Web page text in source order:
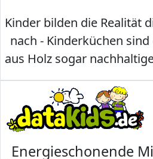
Kinder bilden die Realität
nach - Kinderküchen
aus Holz sogar
Energieschonende